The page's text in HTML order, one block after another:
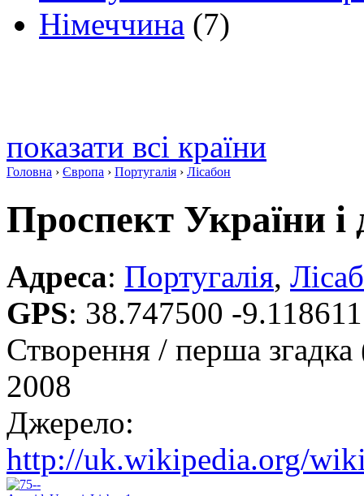
Німеччина (7)
показати всі країни
Головна › Європа › Португалія › Лісабон
Проспект України і
Адреса: Португалія,
GPS: 38.747500 -9.118611
Створення / перша
2008
Джерело:
http://uk.wikipedia.org/